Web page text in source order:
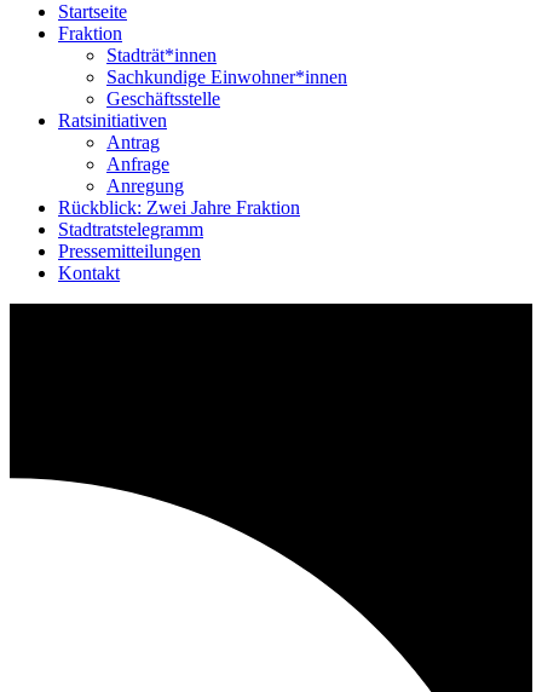
Startseite
Fraktion
Stadträt*innen
Sachkundige Einwohner*innen
Geschäftsstelle
Ratsinitiativen
Antrag
Anfrage
Anregung
Rückblick: Zwei Jahre Fraktion
Stadtratstelegramm
Pressemitteilungen
Kontakt